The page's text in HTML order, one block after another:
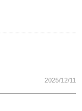
2025/12/11